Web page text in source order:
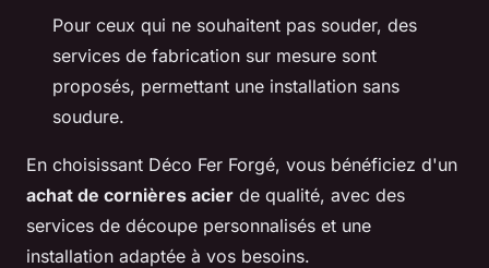
Pour ceux qui ne souhaitent pas souder, des
services de fabrication sur mesure sont
proposés, permettant une installation sans
soudure.
En choisissant Déco Fer Forgé, vous bénéficiez d'un
achat de cornières acier de qualité, avec des
services de découpe personnalisés et une
installation adaptée à vos besoins.